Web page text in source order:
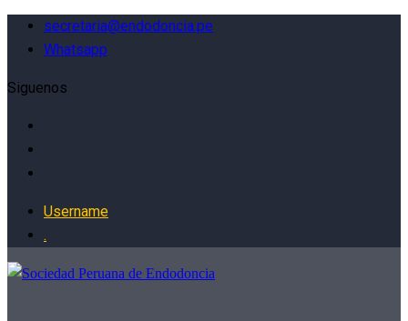
secretaria@endodoncia.pe
Whatsapp
Siguenos
Username
.